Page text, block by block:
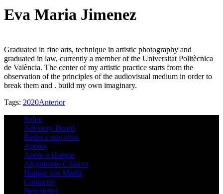
Eva Maria Jimenez
Graduated in fine arts, technique in artistic photography and
graduated in law, currently a member of the Universitat Politècnica
de València. The center of my artistic practice starts from the
observation of the principles of the audiovisual medium in order to
break them and . build my own imaginary.
Tags: 2020Anterior
Sobre
Advisory Board
Redes e parceiros
Apoios
Apoie o Hangar
Alojamento Criativo
Hangar nos Media
Contactos
Newsletter